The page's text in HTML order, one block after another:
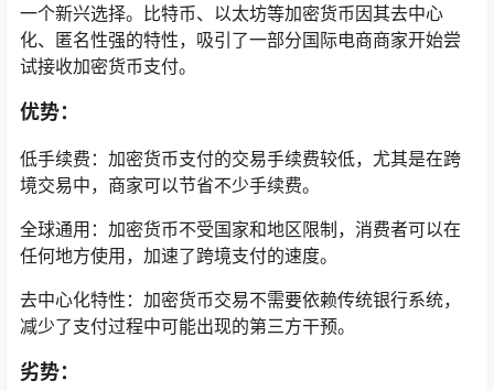
一个新兴选择。比特币、以太坊等加密货币因其去中心
化、匿名性强的特性，吸引了一部分国际电商商家开始尝
试接收加密货币支付。
优势：
低手续费：加密货币支付的交易手续费较低，尤其是在跨
境交易中，商家可以节省不少手续费。
全球通用：加密货币不受国家和地区限制，消费者可以在
任何地方使用，加速了跨境支付的速度。
去中心化特性：加密货币交易不需要依赖传统银行系统，
减少了支付过程中可能出现的第三方干预。
劣势：